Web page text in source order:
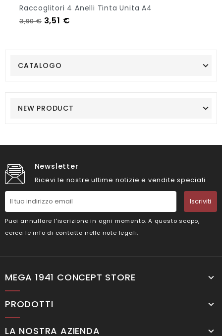
CATALOGO
NEW PRODUCT
Raccoglitori 4 Anelli Tinta Unita A4
Prezzo regolare
3,90 € Prezzo
3,51 €
Newsletter
Ricevi le nostre ultime notizie e vendite speciali
Iscriviti
Puoi annullare l'iscrizione in ogni momento. A questo scopo,
cerca le info di contatto nelle note legali.
MEGA 1941 CONCEPT STORE
PRODOTTI
LA NOSTRA AZIENDA